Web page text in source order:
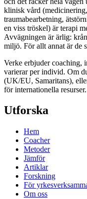
klinisk vård
traumabearbetning,
en viss tröskel) är terapi
Avvägningen är ärlig:
miljö. För allt annat är de
Verke erbjuder coaching,
varierar per individ. Om
(UK/EU, Samaritans),
för internationella resurser.
Utforska
Hem
Coacher
Metoder
Jämför
Artiklar
Forskning
För
Om oss